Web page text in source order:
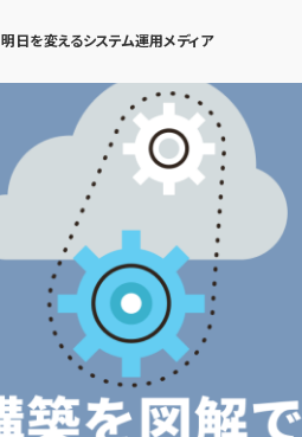
明日を変えるシステム運用メディア